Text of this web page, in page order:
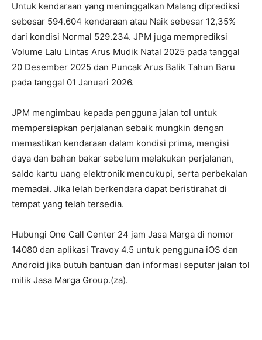
Untuk kendaraan yang meninggalkan Malang diprediksi
sebesar 594.604 kendaraan atau Naik sebesar 12,35%
dari kondisi Normal 529.234. JPM juga memprediksi
Volume Lalu Lintas Arus Mudik Natal 2025 pada tanggal
20 Desember 2025 dan Puncak Arus Balik Tahun Baru
pada tanggal 01 Januari 2026.
JPM mengimbau kepada pengguna jalan tol untuk
mempersiapkan perjalanan sebaik mungkin dengan
memastikan kendaraan dalam kondisi prima, mengisi
daya dan bahan bakar sebelum melakukan perjalanan,
saldo kartu uang elektronik mencukupi, serta perbekalan
memadai. Jika lelah berkendara dapat beristirahat di
tempat yang telah tersedia.
Hubungi One Call Center 24 jam Jasa Marga di nomor
14080 dan aplikasi Travoy 4.5 untuk pengguna iOS dan
Android jika butuh bantuan dan informasi seputar jalan tol
milik Jasa Marga Group.(za).